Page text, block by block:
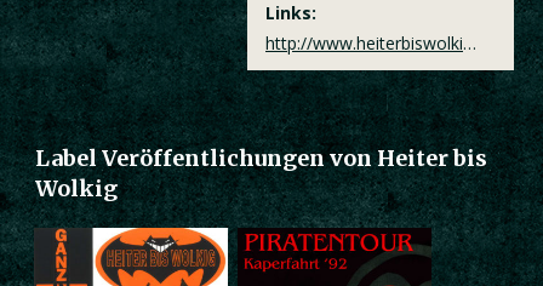
Links:
http://www.heiterbiswolkig.com/
Label Veröffentlichungen von Heiter bis
Wolkig